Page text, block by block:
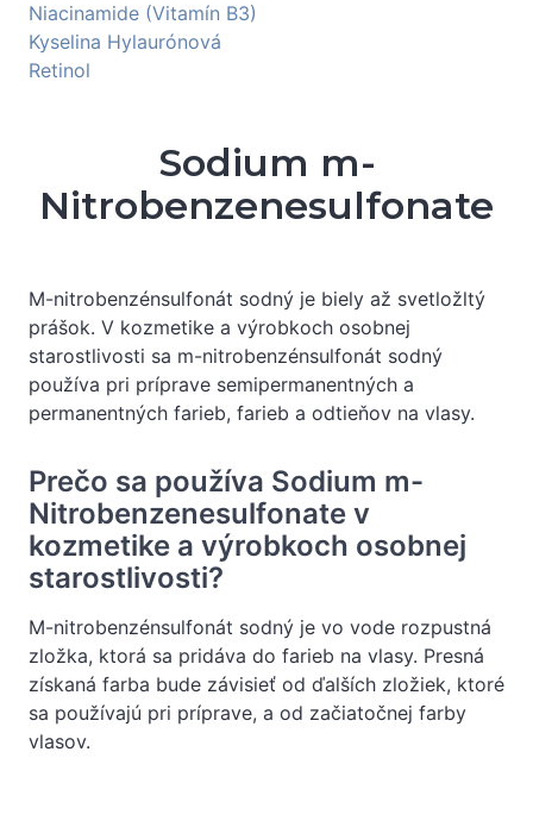
Niacinamide (Vitamín B3)
Kyselina Hylaurónová
Retinol
Sodium m-
Nitrobenzenesulfonate
M-nitrobenzénsulfonát sodný je biely až svetložltý
prášok. V kozmetike a výrobkoch osobnej
starostlivosti sa m-nitrobenzénsulfonát sodný
používa pri príprave semipermanentných a
permanentných farieb, farieb a odtieňov na vlasy.
Prečo sa používa Sodium m-
Nitrobenzenesulfonate v
kozmetike a výrobkoch osobnej
starostlivosti?
M-nitrobenzénsulfonát sodný je vo vode rozpustná
zložka, ktorá sa pridáva do farieb na vlasy. Presná
získaná farba bude závisieť od ďalších zložiek, ktoré
sa používajú pri príprave, a od začiatočnej farby
vlasov.